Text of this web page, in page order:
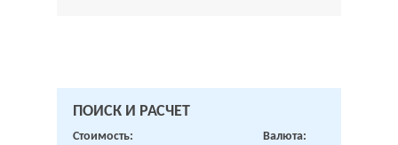
ПОИСК И РАСЧЕТ
Стоимость:
Валюта: